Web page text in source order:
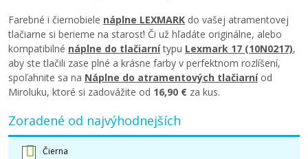
Farebné i čiernobiele náplne LEXMARK do vašej atramentovej
tlačiarne si berieme na starosť! Či už hľadáte originálne, alebo
kompatibilné náplne do tlačiarnítypu Lexmark 17 (10N0217),
aby ste tlačili zase plné a krásne farby v perfektnom rozlíšení,
spoľahnite sa na Náplne do atramentových tlačiarníod
Miroluku, ktoré si zadovážite od 16,90 € za kus.
Zoradené od najvýhodnejších
Čierna